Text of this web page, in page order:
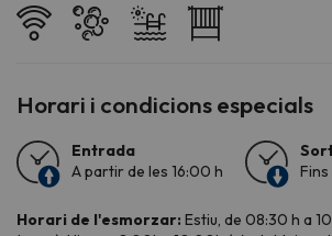
Horari i condicions especials